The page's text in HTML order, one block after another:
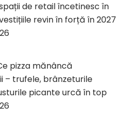
de retail încetinesc în
revin în forță în 2027
pizza mănâncă
– trufele, brânzeturile
picante urcă în top